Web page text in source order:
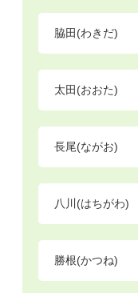
脇田(わきだ)
太田(おおた)
長尾(ながお)
八川(はちがわ)
勝根(かつね)